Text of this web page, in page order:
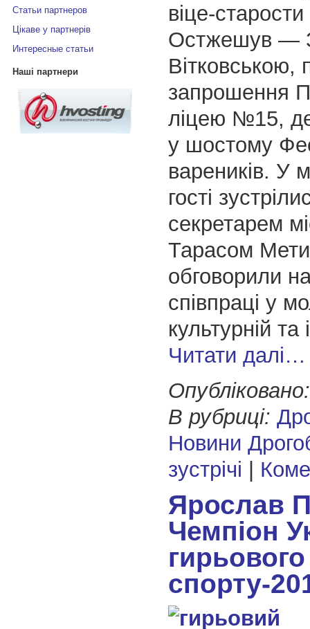
Статьи партнеров
Цікаве у партнерів
Интересные статьи
Наші партнери
віце-старости
Остжешув —
Вітковською,
запрошення
ліцею №15,
у шостому
вареників. У
гості
секретарем
Тарасом
обговорили
співпраці у
культурній
Читати далі…
Опубліковано:
В рубриці:
Новини
зустрічі
Ярослав
Чемпіон
гирьового
спорту-